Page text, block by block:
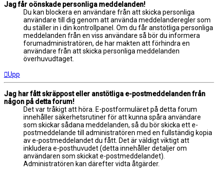
Jag får oönskade personliga meddelanden!
Du kan blockera en användare från att skicka personliga
användare till dig genom att använda meddelanderegler som
du ställer in i din kontrollpanel. Om du får anstötliga personliga
meddelanden från en viss användare så bör du informera
forumadministratören, de har makten att förhindra en
användare från att skicka personliga meddelanden
överhuvudtaget.
Upp
Jag har fått skräppost eller anstötliga e-postmeddelanden från
någon på detta forum!
Det var tråkigt att höra. E-postformuläret på detta forum
innehåller säkerhetsrutiner för att kunna spåra användare
som skickar sådana meddelanden, så du bör skicka ett e-
postmeddelande till administratören med en fullständig kopia
av e-postmeddelandet du fått. Det är väldigt viktigt att
inkludera e-posthuvudet (detta innehåller detaljer om
användaren som skickat e-postmeddelandet).
Administratören kan därefter vidta åtgärder.